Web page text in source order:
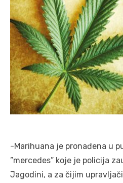
-Marihuana je pronađena u
”mercedes” koje je policija
Jagodini, a za čijim